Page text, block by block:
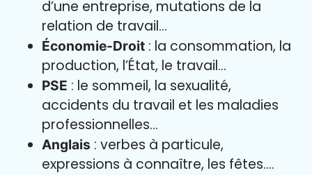
d’une entreprise, mutations de la
relation de travail…
Économie-Droit : la consommation, la
production, l’État, le travail…
PSE : le sommeil, la sexualité,
accidents du travail et les maladies
professionnelles…
Anglais : verbes à particule,
expressions à connaître, les fêtes….